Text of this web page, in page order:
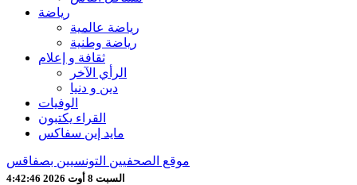
رياضة
رياضة عالمية
رياضة وطنية
ثقافة و إعلام
الرأي الآخر
دين و دنيا
الوفيات
القراء يكتبون
مايد إين سفاكس
موقع الصحفيين التونسيين بصفاقس
السبت 8 أوت 2026 4:42:49